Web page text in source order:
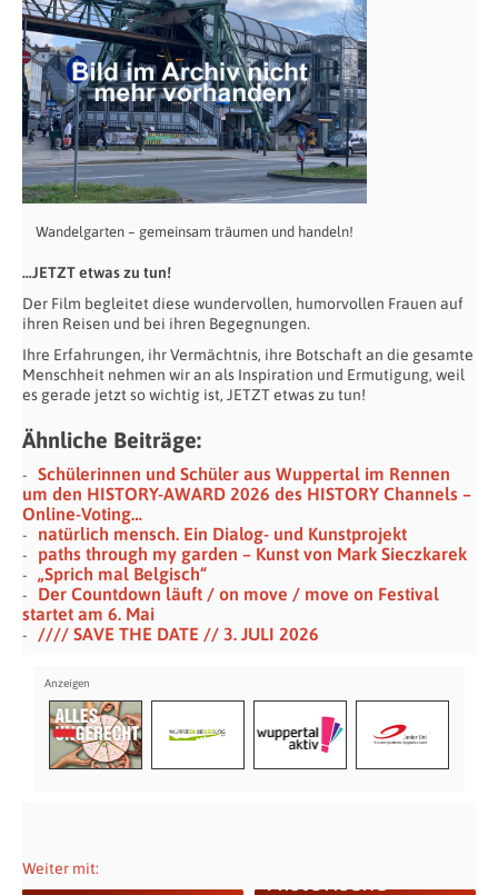
Wandelgarten – gemeinsam träumen und handeln!
…JETZT etwas zu tun!
Der Film begleitet diese wundervollen, humorvollen Frauen auf
ihren Reisen und bei ihren Begegnungen.
Ihre Erfahrungen, ihr Vermächtnis, ihre Botschaft an die gesamte
Menschheit nehmen wir an als Inspiration und Ermutigung, weil
es gerade jetzt so wichtig ist, JETZT etwas zu tun!
Ähnliche Beiträge:
Schülerinnen und Schüler aus Wuppertal im Rennen
um den HISTORY-AWARD 2026 des HISTORY Channels –
Online-Voting…
natürlich mensch. Ein Dialog- und Kunstprojekt
paths through my garden – Kunst von Mark Sieczkarek
„Sprich mal Belgisch“
Der Countdown läuft / on move / move on Festival
startet am 6. Mai
//// SAVE THE DATE // 3. JULI 2026
Weiter mit: